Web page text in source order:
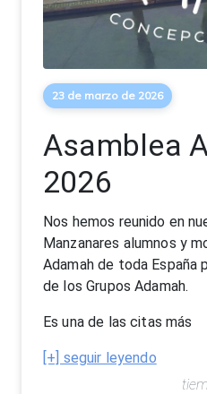
23 de marzo de 2026
Asamblea
2026
Nos hemos reunido en
Manzanares alumnos y
Adamah de toda España
de los Grupos Adamah.
Es una de las citas más
[+] seguir leyendo